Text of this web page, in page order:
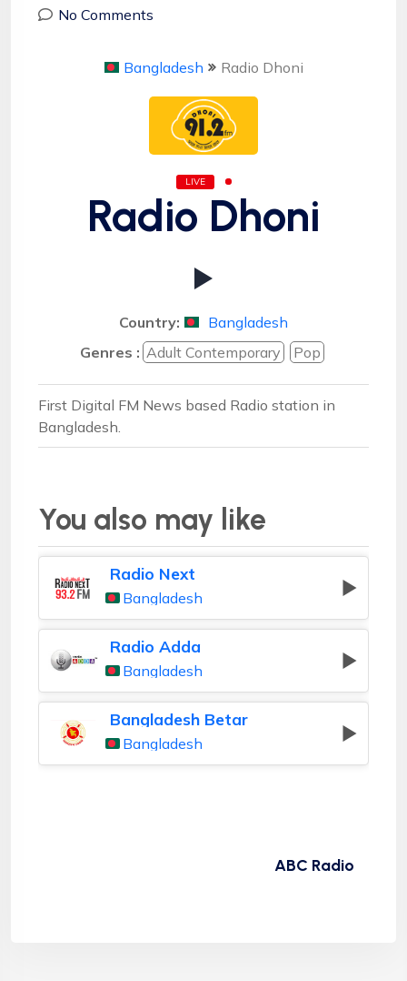
No Comments
Bangladesh Radio Dhoni
LIVE
Radio Dhoni
Country:
Bangladesh
Genres : Adult Contemporary Pop
First Digital FM News based Radio station in
Bangladesh.
You also may like
Radio Next
Bangladesh
Radio Adda
Bangladesh
Bangladesh Betar
Bangladesh
ABC Radio